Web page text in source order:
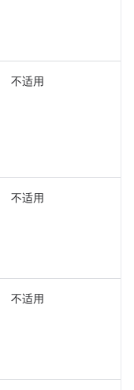
不适用
不适用
不适用